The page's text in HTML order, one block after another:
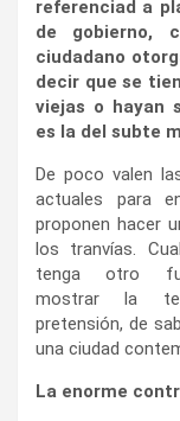
referenciad a
de gobierno,
ciudadano
decir que se
viejas o hayan
es la del subte
De poco valen
actuales para
proponen hacer
los tranvías.
tenga otro
mostrar la
pretensión, de
una ciudad
La enorme